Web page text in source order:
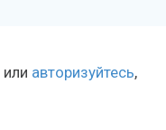
или авторизуйтесь,